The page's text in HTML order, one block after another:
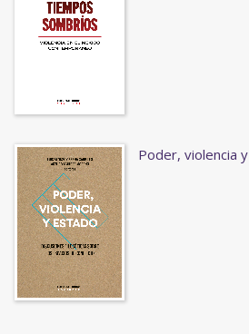
Poder, violencia